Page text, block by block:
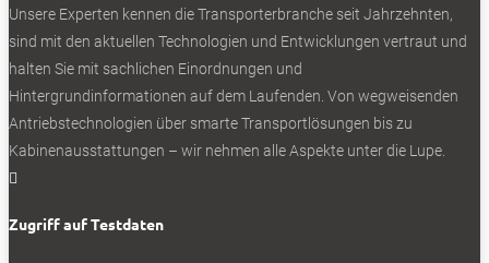
Erweiterung der Leistungsfähigkeit. Es geht um eine
vollelektrische Kühlung und ein Batteriesystem für den
Nachlauf der Kühlung, wenn das Fahrzeug steht, zum
Beispiel während der Auslieferung. Das Projekt ist laut
Hahlbrock in Europa einzigartig, da diese Anlage noch nie
bei einem Kastenwagen zum Einsatz kam.
Unsere Experten kennen die Transporterbranche seit Jahrzehnten,
sind mit den aktuellen Technologien und Entwicklungen vertraut und
halten Sie mit sachlichen Einordnungen und
Hintergrundinformationen auf dem Laufenden. Von wegweisenden
Antriebstechnologien über smarte Transportlösungen bis zu
Kabinenausstattungen – wir nehmen alle Aspekte unter die Lupe.

Zugriff auf Testdaten